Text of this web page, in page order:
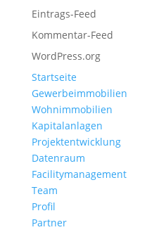
Eintrags-Feed
Kommentar-Feed
WordPress.org
Startseite
Gewerbeimmobilien
Wohnimmobilien
Kapitalanlagen
Projektentwicklung
Datenraum
Facilitymanagement
Team
Profil
Partner